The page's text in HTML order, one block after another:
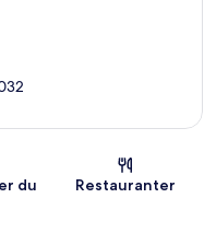
du
Restauranter